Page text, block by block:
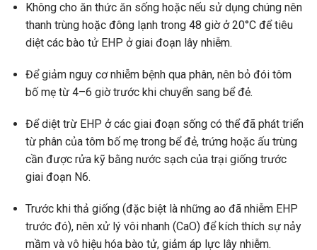
Không cho ăn thức ăn sống hoặc nếu sử dụng chúng nên
thanh trùng hoặc đông lạnh trong 48 giờ ở 20°C để tiêu
diệt các bào tử EHP ở giai đoạn lây nhiễm.
Để giảm nguy cơ nhiễm bệnh qua phân, nên bỏ đói tôm
bố mẹ từ 4–6 giờ trước khi chuyển sang bể đẻ.
Để diệt trừ EHP ở các giai đoạn sống có thể đã phát triển
từ phân của tôm bố mẹ trong bể đẻ, trứng hoặc ấu trùng
cần được rửa kỹ bằng nước sạch của trại giống trước
giai đoạn N6.
Trước khi thả giống (đặc biệt là những ao đã nhiễm EHP
trước đó), nên xử lý vôi nhanh (CaO) để kích thích sự nảy
mầm và vô hiệu hóa bào tử, giảm áp lực lây nhiễm.